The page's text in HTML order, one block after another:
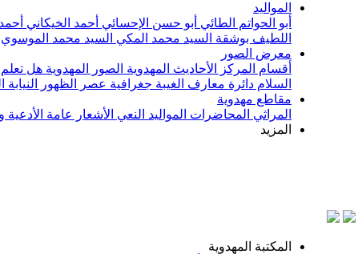
المواليد
أبو الحواتم الطائي أبو حسن الإحسائي أحمد الخيكاني
اللطيف بوشقة السيد محمد المكي السيد محمد الموسوي
معرض الصور
أقسام المركز
الأحاديث المهدوية الصور المهدوية هل
السلام دائرة معارف الغيبة جغرافية عصر الظهور
مقاطع مهدوية
المراثي المحاضرات المواليد النعي الأشعار عامة الأدعية
المزيد
المكتبة المهدوية